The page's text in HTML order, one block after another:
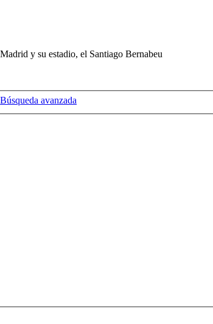
y su estadio, el Santiago Bernabeu
Búsqueda avanzada